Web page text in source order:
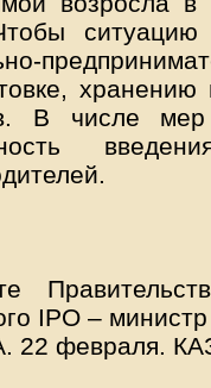
ситуацию
В числе мер
IPO –
22 февраля.